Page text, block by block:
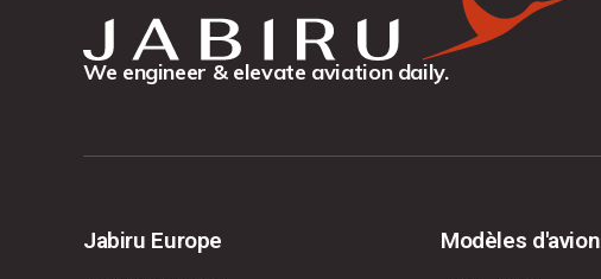
We engineer & elevate aviation daily.
Jabiru Europe Modèles d'avion